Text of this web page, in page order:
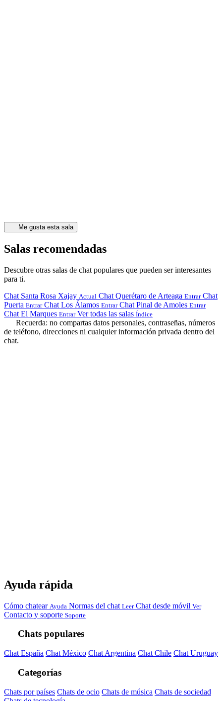
Me gusta esta sala
Salas recomendadas
Descubre otras salas de chat populares que pueden ser interesantes
para ti.
Chat Santa Rosa Xajay Actual Chat Querétaro de Arteaga Entrar Chat
Puerta Entrar Chat Los Álamos Entrar Chat Pinal de Amoles Entrar
Chat El Marques Entrar Ver todas las salas Índice
Recuerda: no compartas datos personales, contraseñas, números
de teléfono, direcciones ni cualquier información privada dentro del
chat.
Ayuda rápida
Cómo chatear Ayuda Normas del chat Leer Chat desde móvil Ver
Contacto y soporte Soporte
Chats populares
Chat España Chat México Chat Argentina Chat Chile Chat Uruguay
Categorías
Chats por países Chats de ocio Chats de música Chats de sociedad